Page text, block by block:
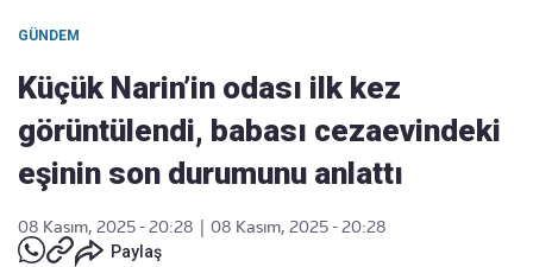
GÜNDEM
Küçük Narin’in odası ilk kez
görüntülendi, babası cezaevindeki
eşinin son durumunu anlattı
08 Kasım, 2025 - 20:28
08 Kasım, 2025 - 20:28
Paylaş